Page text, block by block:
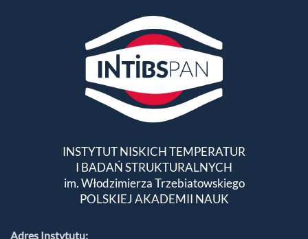
INSTYTUT NISKICH TEMPERATUR
I BADAŃ STRUKTURALNYCH
im. Włodzimierza Trzebiatowskiego
POLSKIEJ AKADEMII NAUK
Adres Instytutu: